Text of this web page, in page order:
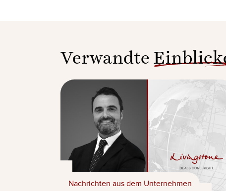
Verwandte Einblicke
Nachrichten aus dem Unternehmen